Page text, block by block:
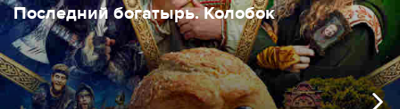
Последний богатырь. Колобок